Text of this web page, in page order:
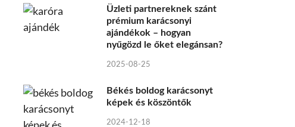
Üzleti partnereknek szánt
prémium karácsonyi
ajándékok – hogyan
nyűgözd le őket elegánsan?
2025-08-25
Békés boldog karácsonyt
képek és köszöntők
2024-12-18